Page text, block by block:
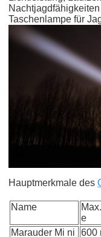
Taschenlampe für
Hauptmerkmale des
Name
e
Marauder Mi ni
600